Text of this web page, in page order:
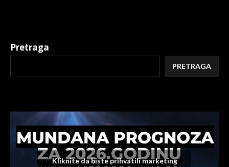
Pretraga
PRETRAGA
Kliknite da biste prihvatili marketing